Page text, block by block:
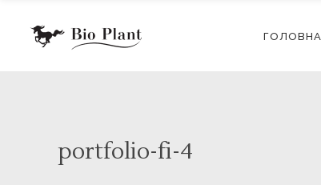
ГОЛОВНА
portfolio-fi-4